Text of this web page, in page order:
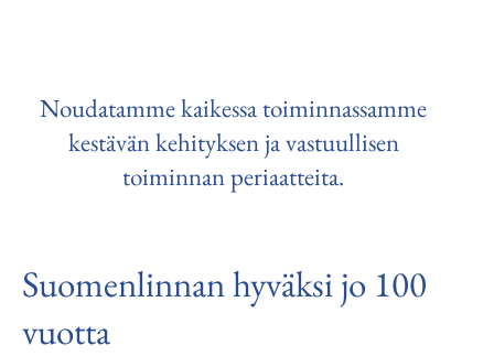
Noudatamme kaikessa toiminnassamme
kestävän kehityksen ja vastuullisen
toiminnan periaatteita.
Suomenlinnan hyväksi jo 100
vuotta